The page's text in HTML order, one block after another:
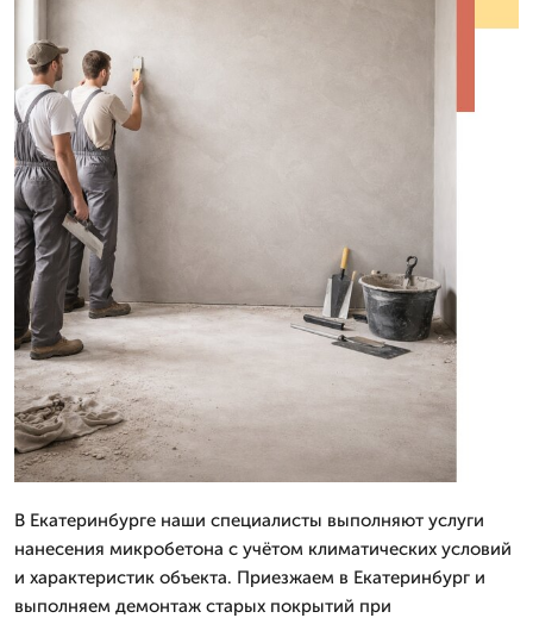
В Екатеринбурге наши специалисты выполняют услуги
нанесения микробетона с учётом климатических условий
и характеристик объекта. Приезжаем в Екатеринбург и
выполняем демонтаж старых покрытий при